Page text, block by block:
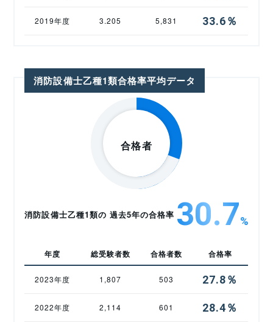
2019年度 3.205 5,831 33.6％
消防設備士乙種1類合格率平均データ
消防設備士乙種1類の 過去5年の合格率 30.7%
年度 総受験者数 合格者数 合格率
2023年度 1,807 503 27.8％
2022年度 2,114 601 28.4％